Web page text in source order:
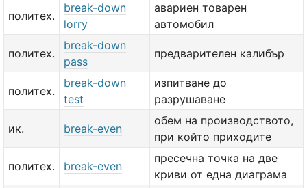
политех.
break-down
lorry
авариен товарен
автомобил
политех.
break-down
pass
предварителен калибър
политех.
break-down
test
изпитване до
разрушаване
ик. break-even
обем на производството,
при който приходите
политех. break-even
пресечна точка на две
криви от една диаграма